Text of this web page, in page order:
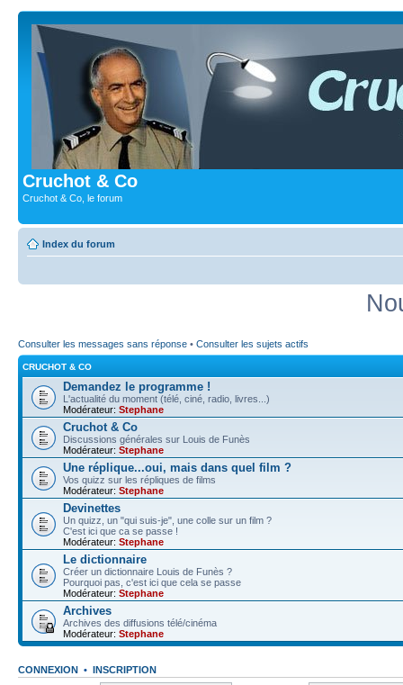
Cruchot & Co
Cruchot & Co, le forum
Index du forum
Consulter les messages sans réponse • Consulter les sujets actifs
CRUCHOT & CO
Demandez le programme !
L'actualité du moment (télé, ciné, radio, livres...)
Modérateur: Stephane
Cruchot & Co
Discussions générales sur Louis de Funès
Modérateur: Stephane
Une réplique...oui, mais dans quel film ?
Vos quizz sur les répliques de films
Modérateur: Stephane
Devinettes
Un quizz, un "qui suis-je", une colle sur un film ?
C'est ici que ca se passe !
Modérateur: Stephane
Le dictionnaire
Créer un dictionnaire Louis de Funès ?
Pourquoi pas, c'est ici que cela se passe
Modérateur: Stephane
Archives
Archives des diffusions télé/cinéma
Modérateur: Stephane
CONNEXION • INSCRIPTION